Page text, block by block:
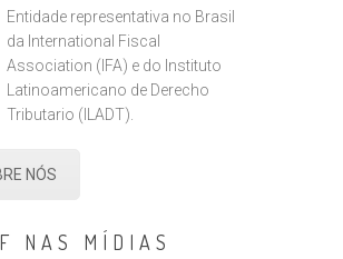
Entidade representativa no Brasil
da International Fiscal
Association (IFA) e do Instituto
Latinoamericano de Derecho
Tributario (ILADT).
NÓS
NAS MÍDIAS